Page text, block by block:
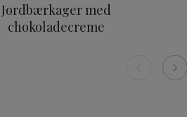
Jordbærkager med
chokoladecreme